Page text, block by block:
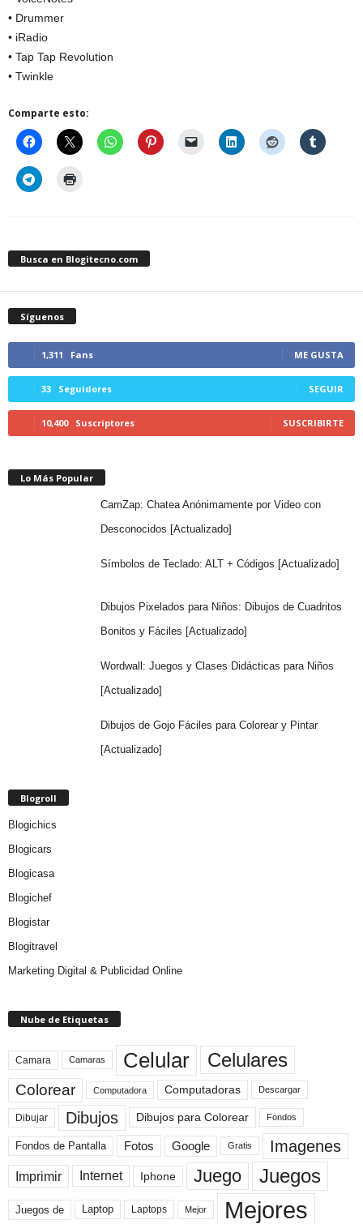
• Drummer
• iRadio
• Tap Tap Revolution
• Twinkle
Comparte esto:
Busca en Blogitecno.com
Síguenos
1,311 Fans ME GUSTA
33 Seguidores SEGUIR
10,400 Suscriptores SUSCRIBIRTE
Lo Más Popular
CamZap: Chatea Anónimamente por Video con
Desconocidos [Actualizado]
Símbolos de Teclado: ALT + Códigos [Actualizado]
Dibujos Pixelados para Niños: Dibujos de Cuadritos
Bonitos y Fáciles [Actualizado]
Wordwall: Juegos y Clases Didácticas para Niños
[Actualizado]
Dibujos de Gojo Fáciles para Colorear y Pintar
[Actualizado]
Blogroll
Blogichics
Blogicars
Blogicasa
Blogichef
Blogistar
Blogitravel
Marketing Digital & Publicidad Online
Nube de Etiquetas
Camara Camaras Celular Celulares
Colorear Computadora Computadoras Descargar
Dibujar Dibujos Dibujos para Colorear Fondos
Fondos de Pantalla Fotos Google Gratis Imagenes
Imprimir Internet Iphone Juego Juegos
Juegos de Laptop Laptops Mejor Mejores